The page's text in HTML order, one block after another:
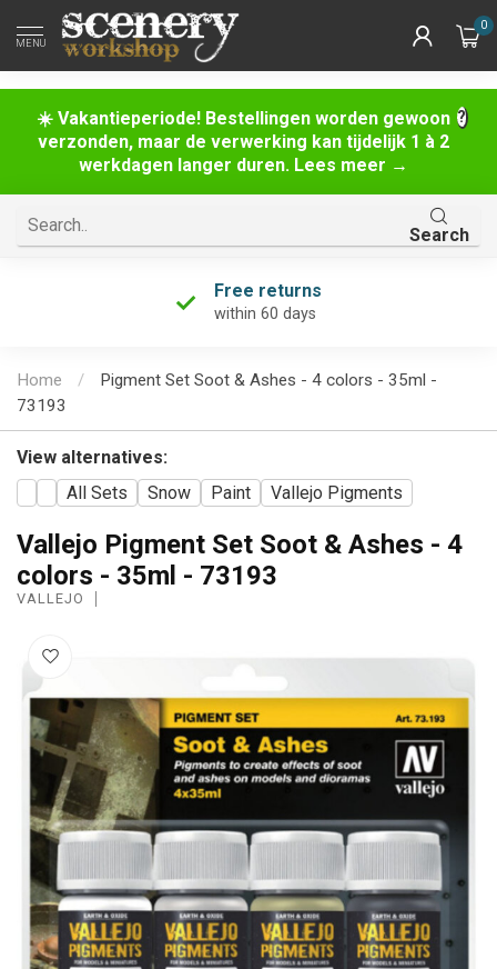
☀️ Vakantieperiode! Bestellingen worden gewoon
verzonden, maar de verwerking kan tijdelijk 1 à 2
werkdagen langer duren. Lees meer →
MENU
0
Search
Free returns
within 60 days
Home /
Pigment Set Soot & Ashes - 4 colors - 35ml -
73193
View alternatives:
All Sets
Snow Paint Vallejo Pigments
Vallejo Pigment Set Soot & Ashes - 4
colors - 35ml - 73193
VALLEJO